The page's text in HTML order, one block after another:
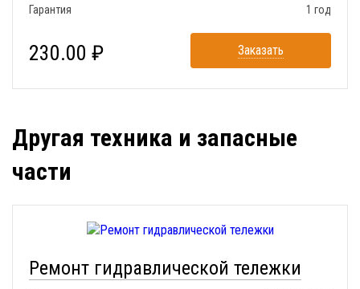
Гарантия
1 год
230.00 ₽ Заказать
Другая техника и запасные
части
Ремонт гидравлической тележки